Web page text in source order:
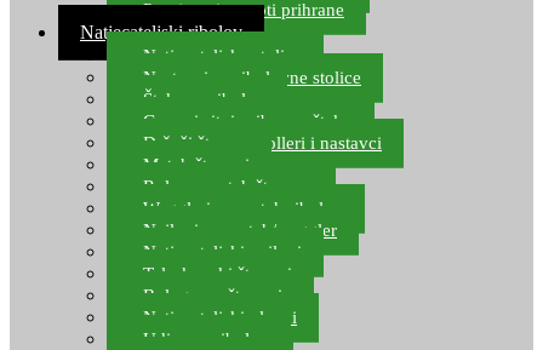
Provjereni recepti prihrane
Natjecateljski ribolov
Natjecateljske stolice
Nastavci za ribolovne stolice
Šteke za ribolov
Gume i sitni pribor za šteku
Držači štapova rolleri i nastavci
Match štapovi
Role za match štapove
Waggleri za match ribolov
Najloni za match/waggler
Natjecateljski najloni
Teleskopski štapovi
Bolognese štapovi
Natjecateljski plovci
Udice za ribolov